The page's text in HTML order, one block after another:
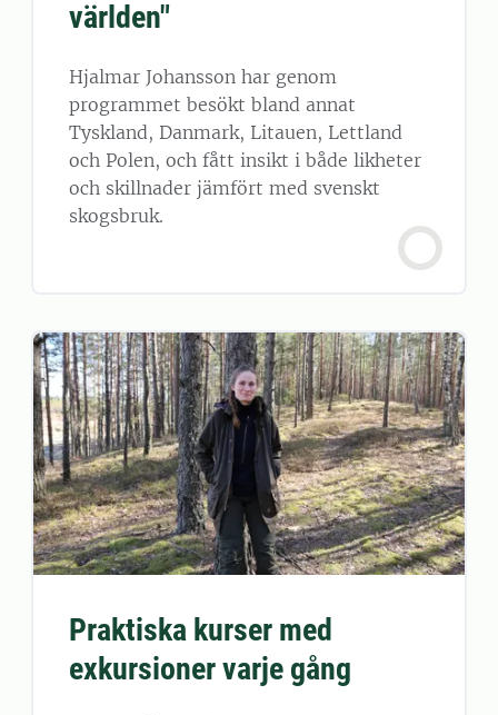
världen"
Hjalmar Johansson har genom
programmet besökt bland annat
Tyskland, Danmark, Litauen, Lettland
och Polen, och fått insikt i både likheter
och skillnader jämfört med svenskt
skogsbruk.
Praktiska kurser med
exkursioner varje gång